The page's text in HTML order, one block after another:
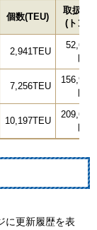
個数(TEU)
取扱量
(トン)
2,941TEU
52,691
トン
7,256TEU
156,974
トン
10,197TEU
209,665
トン
に更新履歴を表